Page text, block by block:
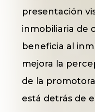
presentación
inmobiliaria de
beneficia al
mejora la
de la
está detrás de